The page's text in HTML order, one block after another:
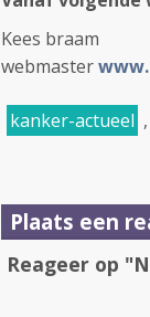
Kees braam
webmaster
kanker-actueel ,
Plaats een
Reageer op